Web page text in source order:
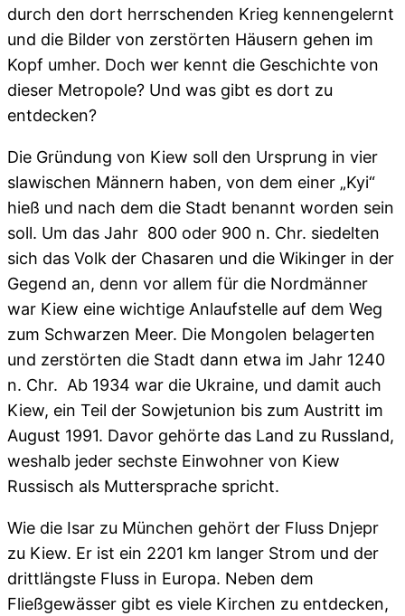
durch den dort herrschenden Krieg kennengelernt
und die Bilder von zerstörten Häusern gehen im
Kopf umher. Doch wer kennt die Geschichte von
dieser Metropole? Und was gibt es dort zu
entdecken?
Die Gründung von Kiew soll den Ursprung in vier
slawischen Männern haben, von dem einer „Kyi“
hieß und nach dem die Stadt benannt worden sein
soll. Um das Jahr 800 oder 900 n. Chr. siedelten
sich das Volk der Chasaren und die Wikinger in der
Gegend an, denn vor allem für die Nordmänner
war Kiew eine wichtige Anlaufstelle auf dem Weg
zum Schwarzen Meer. Die Mongolen belagerten
und zerstörten die Stadt dann etwa im Jahr 1240
n. Chr. Ab 1934 war die Ukraine, und damit auch
Kiew, ein Teil der Sowjetunion bis zum Austritt im
August 1991. Davor gehörte das Land zu Russland,
weshalb jeder sechste Einwohner von Kiew
Russisch als Muttersprache spricht.
Wie die Isar zu München gehört der Fluss Dnjepr
zu Kiew. Er ist ein 2201 km langer Strom und der
drittlängste Fluss in Europa. Neben dem
Fließgewässer gibt es viele Kirchen zu entdecken,